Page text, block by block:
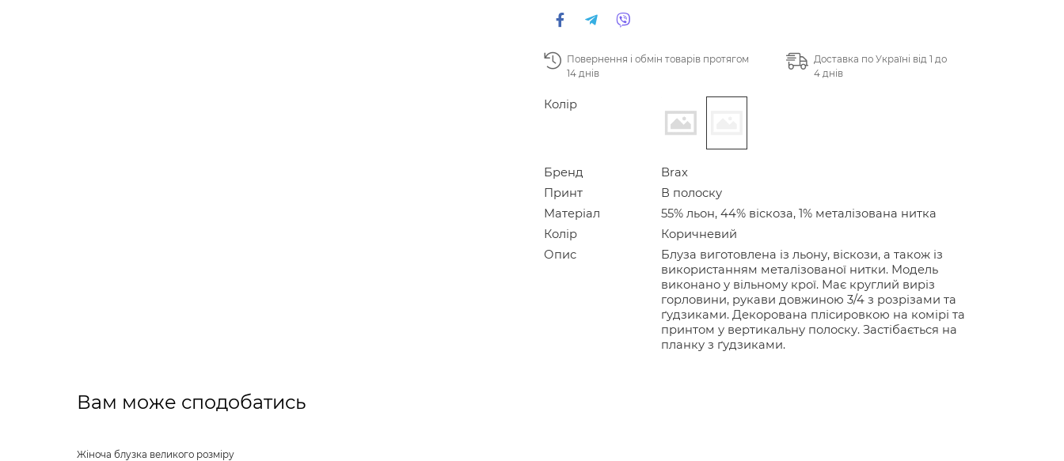
Повернення і обмін товарів протягом
14 днів
Доставка по Україні від 1 до
4 днів
Колір
Бренд
Brax
Принт
В полоску
Матеріал
55% льон, 44% віскоза, 1% металізована нитка
Колір
Коричневий
Опис
Блуза виготовлена із льону, віскози, а також із
використанням металізованої нитки. Модель
виконано у вільному крої. Має круглий виріз
горловини, рукави довжиною 3/4 з розрізами та
ґудзиками. Декорована плісировкою на комірі та
принтом у вертикальну полоску. Застібається на
планку з ґудзиками.
Вам може сподобатись
Жіноча блузка великого розміру